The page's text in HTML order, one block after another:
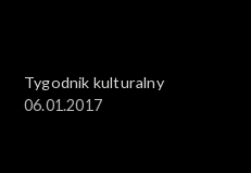
Tygodnik kulturalny
06.01.2017